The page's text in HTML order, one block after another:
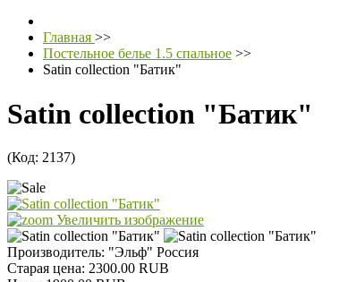
Главная >>
Постельное белье 1.5 спальное >>
Satin collection "Батик"
Satin collection "Батик"
(Код: 2137)
Увеличить изображение
Производитель: "Эльф" Россия
Старая цена: 2300.00 RUB